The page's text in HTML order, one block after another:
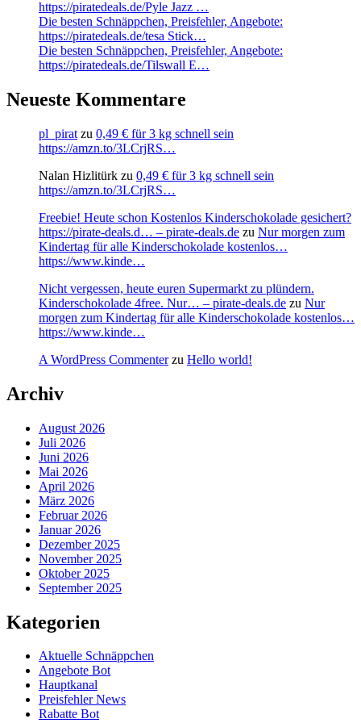
https://piratedeals.de/Pyle Jazz …
Die besten Schnäppchen, Preisfehler, Angebote:
https://piratedeals.de/tesa Stick…
Die besten Schnäppchen, Preisfehler, Angebote:
https://piratedeals.de/Tilswall E…
Neueste Kommentare
pl_pirat zu 0,49 € für 3 kg schnell sein
https://amzn.to/3LCrjRS…
Nalan Hizlitürk zu 0,49 € für 3 kg schnell sein
https://amzn.to/3LCrjRS…
Freebie! Heute schon Kostenlos Kinderschokolade gesichert?
https://pirate-deals.d… – pirate-deals.de zu Nur morgen zum
Kindertag für alle Kinderschokolade kostenlos…
https://www.kinde…
Nicht vergessen, heute euren Supermarkt zu plündern.
Kinderschokolade 4free. Nur… – pirate-deals.de zu Nur
morgen zum Kindertag für alle Kinderschokolade kostenlos…
https://www.kinde…
A WordPress Commenterzu Hello world!
Archiv
August 2026
Juli 2026
Juni 2026
Mai 2026
April 2026
März 2026
Februar 2026
Januar 2026
Dezember 2025
November 2025
Oktober 2025
September 2025
Kategorien
Aktuelle Schnäppchen
Angebote Bot
Hauptkanal
Preisfehler News
Rabatte Bot